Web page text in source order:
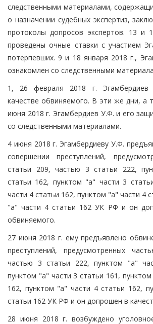
следственными материалами,
о назначении судебных экспертиз,
протоколы допросов экспертов. 13 и
проведены очные ставки с участием
потерпевших. 9 и 18 января 2018 г.,
ознакомлен со следственными
1, 26 февраля 2018 г.
качестве обвиняемого. В эти же дни, а
июня 2018 г. Эгамбердиев У.Ф. и его
со следственными материалами.
4 июня 2018 г. Эгамбердиеву У.Ф.
совершении преступлений,
статьи 209, частью 3 статьи 222,
статьи 162, пунктом "а" части 3
части 4 статьи 162, пунктом "а" части 4
"а" части 4 статьи 162 УК РФ и он
обвиняемого.
27 июня 2018 г. ему предъявлено
преступлений, предусмотренных
частью 3 статьи 222, пунктом "а"
пунктом "а" части 3 статьи 161,
162, пунктом "а" части 4 статьи 162,
статьи 162 УК РФ и он допрошен в
28 июня 2018 г. возбуждено